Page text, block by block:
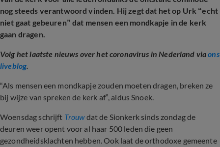
nog steeds verantwoord vinden. Hij zegt dat het op Urk “echt
niet gaat gebeuren” dat mensen een mondkapje in de kerk
gaan dragen.
Volg het laatste nieuws over het coronavirus in Nederland viaons
liveblog.
“Als mensen een mondkapje zouden moeten dragen, breken ze
bij wijze van spreken de kerk af”, aldus Snoek.
Woensdag schrijft Trouwdat de Sionkerk sinds zondag de
deuren weer opent voor al haar 500 leden die geen
gezondheidsklachten hebben. Ook laat de orthodoxe gemeente